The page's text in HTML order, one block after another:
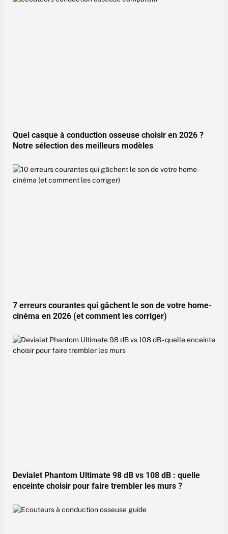
Quel casque à conduction osseuse choisir en 2026 ?
Notre sélection des meilleurs modèles
7 erreurs courantes qui gâchent le son de votre home-
cinéma en 2026 (et comment les corriger)
Devialet Phantom Ultimate 98 dB vs 108 dB : quelle
enceinte choisir pour faire trembler les murs ?